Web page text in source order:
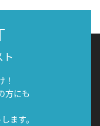
！
方にも
ます。